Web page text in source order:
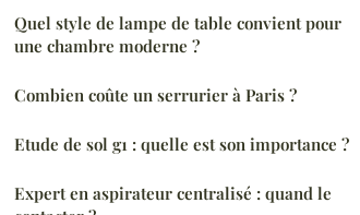
Quel style de lampe de table convient pour
une chambre moderne ?
Combien coûte un serrurier à Paris ?
Etude de sol g1 : quelle est son importance ?
Expert en aspirateur centralisé : quand le